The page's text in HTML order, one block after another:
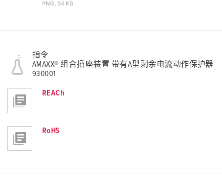
PNG, 54 KB
指令
AMAXX® 组合插座装置 带有A型剩余电流动作保护器
930001
REACh
RoHS